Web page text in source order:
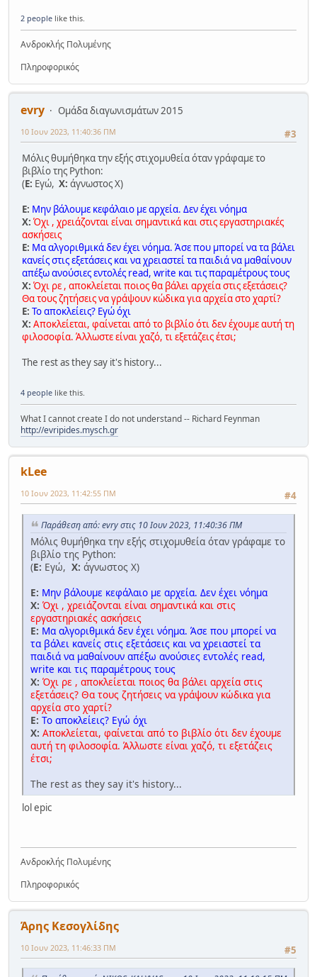
2 people like this.
Ανδροκλής Πολυμένης
Πληροφορικός
evry
Ομάδα διαγωνισμάτων 2015
#3
10 Ιουν 2023, 11:40:36 ΠΜ
Μόλις θυμήθηκα την εξής στιχομυθεία όταν γράφαμε το
βιβλίο της Python:
(Ε: Εγώ, Χ: άγνωστος Χ)
Ε: Μην βάλουμε κεφάλαιο με αρχεία. Δεν έχει νόημα
Χ: Όχι , χρειάζονται είναι σημαντικά και στις εργαστηριακές
ασκήσεις
Ε: Μα αλγοριθμικά δεν έχει νόημα. Άσε που μπορεί να τα βάλει
κανείς στις εξετάσεις και να χρειαστεί τα παιδιά να μαθαίνουν
απέξω ανούσιες εντολές read, write και τις παραμέτρους τους
Χ: Όχι ρε , αποκλείεται ποιος θα βάλει αρχεία στις εξετάσεις?
Θα τους ζητήσεις να γράψουν κώδικα για αρχεία στο χαρτί?
Ε: Το αποκλείεις? Εγώ όχι
Χ: Αποκλείεται, φαίνεται από το βιβλίο ότι δεν έχουμε αυτή τη
φιλοσοφία. Άλλωστε είναι χαζό, τι εξετάζεις έτσι;
The rest as they say it's history...
4 people like this.
What I cannot create I do not understand -- Richard Feynman
http://evripides.mysch.gr
kLee
#4
10 Ιουν 2023, 11:42:55 ΠΜ
Παράθεση από: evry στις 10 Ιουν 2023, 11:40:36 ΠΜ
Μόλις θυμήθηκα την εξής στιχομυθεία όταν γράφαμε το
βιβλίο της Python:
(Ε: Εγώ, Χ: άγνωστος Χ)
Ε: Μην βάλουμε κεφάλαιο με αρχεία. Δεν έχει νόημα
Χ: Όχι , χρειάζονται είναι σημαντικά και στις
εργαστηριακές ασκήσεις
Ε: Μα αλγοριθμικά δεν έχει νόημα. Άσε που μπορεί να
τα βάλει κανείς στις εξετάσεις και να χρειαστεί τα
παιδιά να μαθαίνουν απέξω ανούσιες εντολές read,
write και τις παραμέτρους τους
Χ: Όχι ρε , αποκλείεται ποιος θα βάλει αρχεία στις
εξετάσεις? Θα τους ζητήσεις να γράψουν κώδικα για
αρχεία στο χαρτί?
Ε: Το αποκλείεις? Εγώ όχι
Χ: Αποκλείεται, φαίνεται από το βιβλίο ότι δεν έχουμε
αυτή τη φιλοσοφία. Άλλωστε είναι χαζό, τι εξετάζεις
έτσι;
The rest as they say it's history...
lol epic
Ανδροκλής Πολυμένης
Πληροφορικός
Άρης Κεσογλίδης
#5
10 Ιουν 2023, 11:46:33 ΠΜ